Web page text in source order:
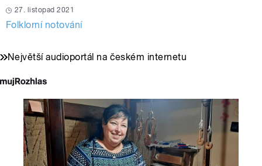
27. listopad 2021
Folklorní notování
Největší audioportál na českém internetu